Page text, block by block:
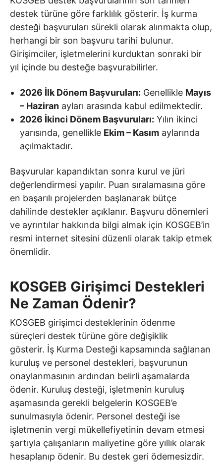
destek türüne göre farklılık gösterir. İş kurma
desteği başvuruları sürekli olarak alınmakta olup,
herhangi bir son başvuru tarihi bulunur.
Girişimciler, işletmelerini kurduktan sonraki bir
yıl içinde bu desteğe başvurabilirler.
2026 İlk Dönem Başvuruları: Genellikle Mayıs
– Haziran ayları arasında kabul edilmektedir.
2026 İkinci Dönem Başvuruları: Yılın ikinci
yarısında, genellikle Ekim – Kasım aylarında
açılmaktadır.
Başvurular kapandıktan sonra kurul ve jüri
değerlendirmesi yapılır. Puan sıralamasına göre
en başarılı projelerden başlanarak bütçe
dahilinde destekler açıklanır. Başvuru dönemleri
ve ayrıntılar hakkında bilgi almak için KOSGEB’in
resmi internet sitesini düzenli olarak takip etmek
önemlidir.
KOSGEB Girişimci Destekleri
Ne Zaman Ödenir?
KOSGEB girişimci desteklerinin ödenme
süreçleri destek türüne göre değişiklik
gösterir. İş Kurma Desteği kapsamında sağlanan
kuruluş ve personel destekleri, başvurunun
onaylanmasının ardından belirli aşamalarda
ödenir. Kuruluş desteği, işletmenin kuruluş
aşamasında gerekli belgelerin KOSGEB’e
sunulmasıyla ödenir. Personel desteği ise
işletmenin vergi mükellefiyetinin devam etmesi
şartıyla çalışanların maliyetine göre yıllık olarak
hesaplanıp ödenir. Bu destek geri ödemesizdir.